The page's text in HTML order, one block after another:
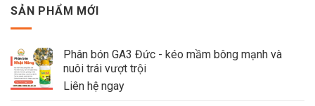
SẢN PHẨM MỚI
Phân bón GA3 Đức - kéo mầm bông mạnh và
nuôi trái vượt trội
Liên hệ ngay